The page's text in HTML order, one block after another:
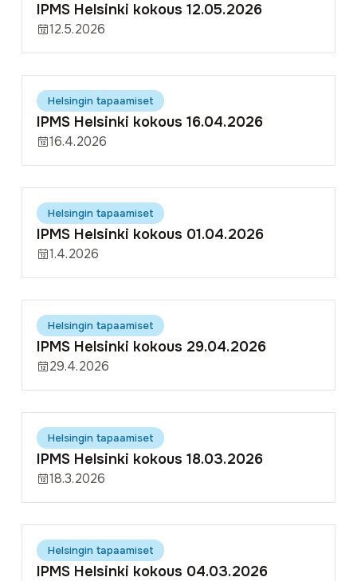
IPMS Helsinki kokous 12.05.2026
12.5.2026
Helsingin tapaamiset
IPMS Helsinki kokous 16.04.2026
16.4.2026
Helsingin tapaamiset
IPMS Helsinki kokous 01.04.2026
1.4.2026
Helsingin tapaamiset
IPMS Helsinki kokous 29.04.2026
29.4.2026
Helsingin tapaamiset
IPMS Helsinki kokous 18.03.2026
18.3.2026
Helsingin tapaamiset
IPMS Helsinki kokous 04.03.2026